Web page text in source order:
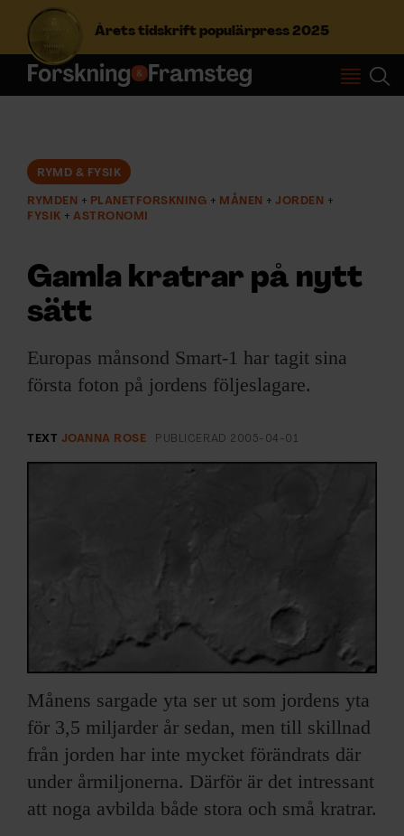
Årets tidskrift populärpress 2025
S
f
e
NYHETSBREV
ÄMNEN
LYSSNA/PODD
KONTAKTA F&F
SKRIV I F&F
PRENUMERERA PÅ F&F
ANNONSERA I F&F
RYMD & FYSIK
RYMDEN PLANETFORSKNING MÅNEN
JORDEN
FYSIK
ASTRONOMI
Gamla kratrar på nytt
sätt
Europas månsond Smart-1 har tagit sina
första foton på jordens följeslagare.
TEXT JOANNA ROSE PUBLICERAD 2005-04-01
Månens sargade yta ser ut som jordens yta
för 3,5 miljarder år sedan, men till skillnad
från jorden har inte mycket förändrats där
under årmiljonerna. Därför är det intressant
att noga avbilda både stora och små kratrar.